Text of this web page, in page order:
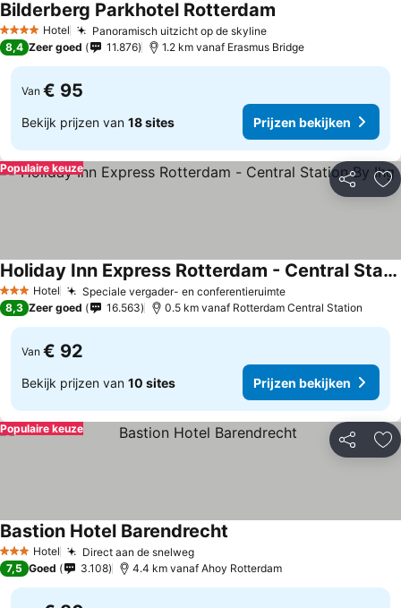
4 SterrenHotel Panoramisch uitzicht op de skyline
Bilderberg Parkhotel Rotterdam
8,4 Zeer goed 11.876 1.2 km vanaf Erasmus Bridge
Van € 95
Bekijk prijzen van 18 sites Prijzen bekijken
Delen
Populaire keuze
3 SterrenHotel Speciale vergader- en conferentieruimte
Holiday Inn Express Rotterdam - Central Station By Ihg
8,3 Zeer goed 16.563 0.5 km vanaf Rotterdam Central Station
Van € 92
Bekijk prijzen van 10 sites Prijzen bekijken
Delen
Populaire keuze
3 SterrenHotel Direct aan de snelweg
Bastion Hotel Barendrecht
7,5 Goed 3.108 4.4 km vanaf Ahoy Rotterdam